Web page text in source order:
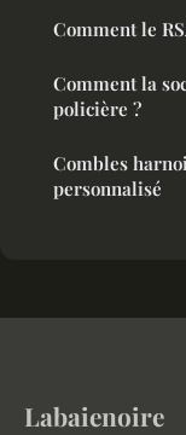
Comment le
Comment la
policière ?
Combles
personnalisé
Labaienoire